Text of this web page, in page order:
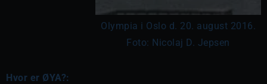
Olympia i Oslo d. 20. august 2016.
Foto: Nicolaj D. Jepsen
Hvor er ØYA?: